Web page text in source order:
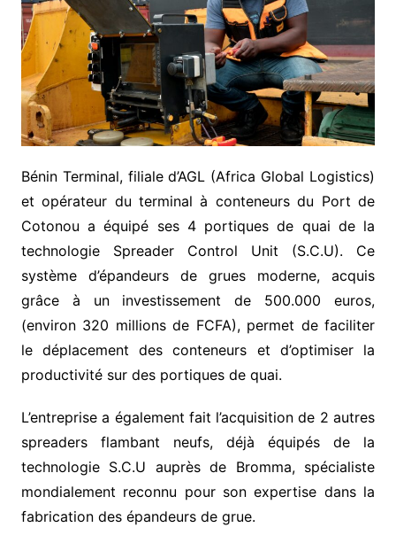
Bénin Terminal, filiale d’AGL (Africa Global Logistics)
et opérateur du terminal à conteneurs du Port de
Cotonou a équipé ses 4 portiques de quai de la
technologie Spreader Control Unit (S.C.U). Ce
système d’épandeurs de grues moderne, acquis
grâce à un investissement de 500.000 euros,
(environ 320 millions de FCFA), permet de faciliter
le déplacement des conteneurs et d’optimiser la
productivité sur des portiques de quai.
L’entreprise a également fait l’acquisition de 2 autres
spreaders flambant neufs, déjà équipés de la
technologie S.C.U auprès de Bromma, spécialiste
mondialement reconnu pour son expertise dans la
fabrication des épandeurs de grue.